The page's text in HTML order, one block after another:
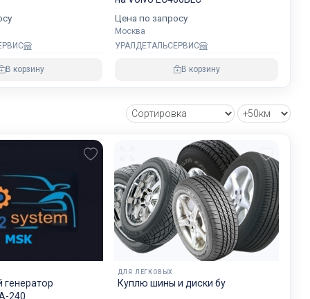
В корзину
Цена по запросу
Москва
УРАЛДЕТАЛЬСЕРВИС
В корзину
240
ДЛЯ ЛЕГКОВЫХ
Куплю шины и диски бу